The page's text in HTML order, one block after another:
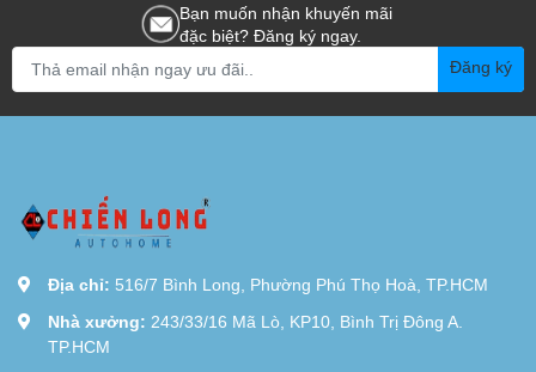
Bạn muốn nhận khuyến mãi
đặc biệt? Đăng ký ngay.
Đăng ký
Địa chỉ: 516/7 Bình Long, Phường Phú Thọ Hoà, TP.HCM
Nhà xưởng: 243/33/16 Mã Lò, KP10, Bình Trị Đông A.
TP.HCM